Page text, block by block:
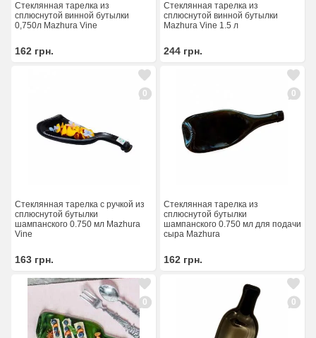
Стеклянная тарелка из
сплюснутой винной бутылки
0,750л Mazhura Vine
162 грн.
Стеклянная тарелка из
сплюснутой винной бутылки
Mazhura Vine 1.5 л
244 грн.
0
Стеклянная тарелка с ручкой из
сплюснутой бутылки
шампанского 0.750 мл Mazhura
Vine
163 грн.
0
Стеклянная тарелка из
сплюснутой бутылки
шампанского 0.750 мл для подачи
сыра Mazhura
162 грн.
0 0